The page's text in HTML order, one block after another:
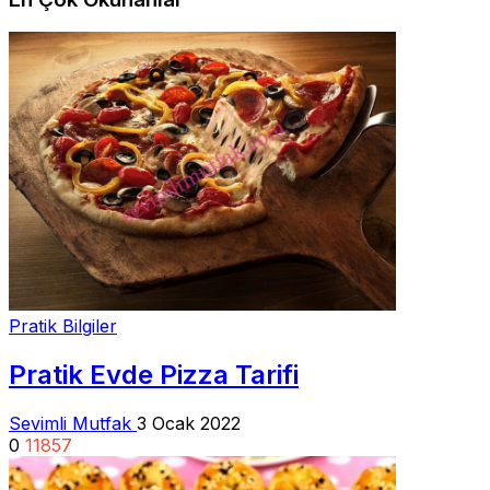
Pratik Bilgiler
Pratik Evde Pizza Tarifi
Sevimli Mutfak 3 Ocak 2022
0 11857